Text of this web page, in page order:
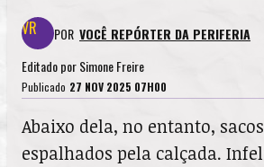
POR VOCÊ REPÓRTER DA PERIFERIA
Editado porSimone Freire
Publicado 27 NOV 2025 07H00
Abaixo dela, no entanto,
espalhados pela calçada.